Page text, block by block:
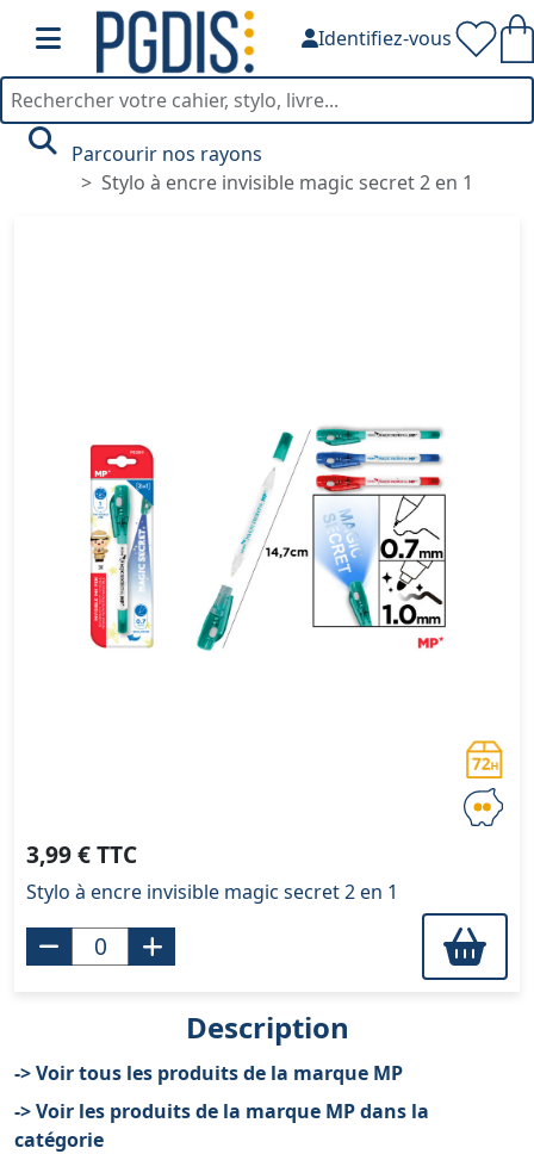
Identifiez-vous
Parcourir nos rayons
Stylo à encre invisible magic secret 2 en 1
3,99 € TTC
Stylo à encre invisible magic secret 2 en 1
Description
-> Voir tous les produits de la marque MP
-> Voir les produits de la marque MP dans la
catégorie